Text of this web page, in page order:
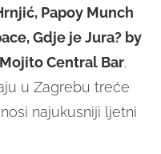
Papoy Munch
Gdje je Jura? by
Central Bar.
u Zagrebu treće
najukusniji ljetni